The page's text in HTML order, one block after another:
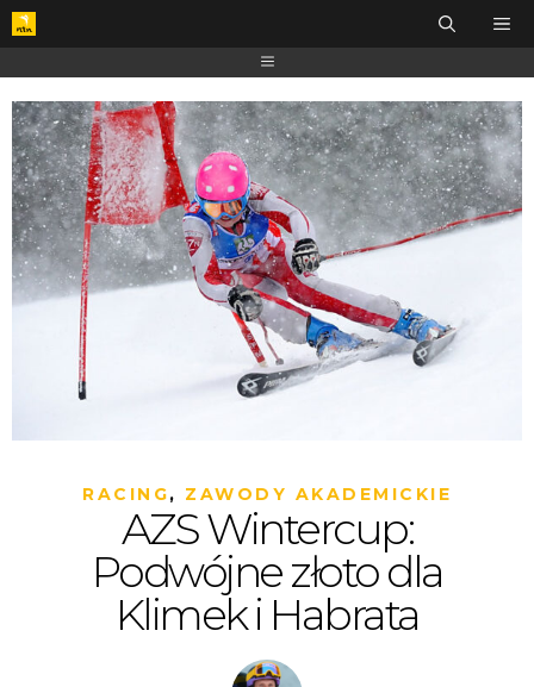
RACING, ZAWODY AKADEMICKIE
AZS Wintercup:
Podwójne złoto dla
Klimek i Habrata